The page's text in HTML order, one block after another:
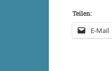
Teilen:
E-Mail